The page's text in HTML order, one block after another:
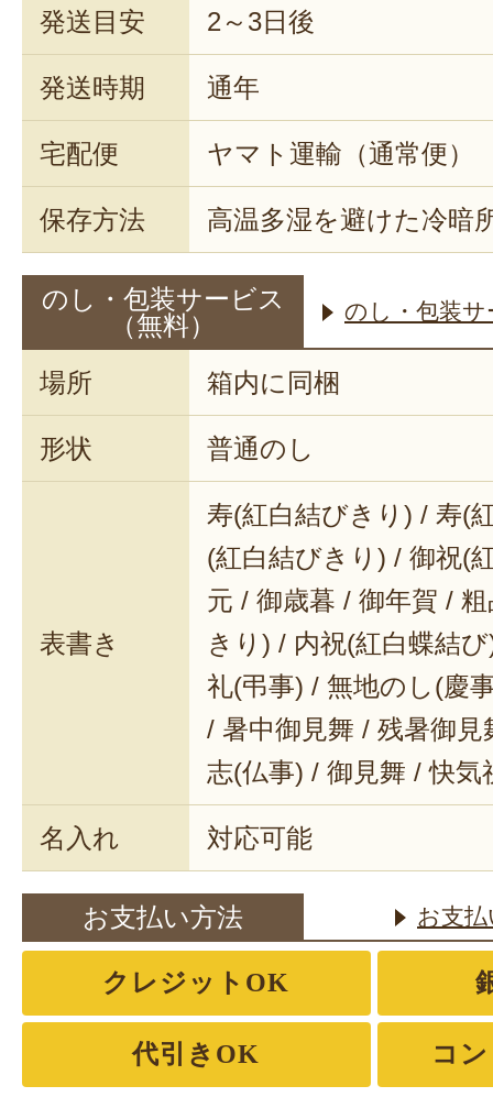
発送目安 2～3日後
発送時期 通年
宅配便 ヤマト運輸（通常便）
保存方法 高温多湿を避けた冷暗
のし・包装サービス
（無料）
のし・包装
場所 箱内に同梱
形状 普通のし
表書き
寿(紅白結びきり) / 寿(
(紅白結びきり) / 御祝(
元 / 御歳暮 / 御年賀 /
きり) / 内祝(紅白蝶結
礼(弔事) / 無地のし(慶
/ 暑中御見舞 / 残暑御
志(仏事) / 御見舞 / 快気
名入れ 対応可能
お支払い方法 お支
クレジットOK
代引きOK コ